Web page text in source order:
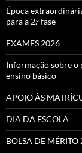
Época
para a 2.ª fase
EXAMES 2026
Informação sobre o
ensino básico
APOIO ÀS
DIA DA ESCOLA
BOLSA DE